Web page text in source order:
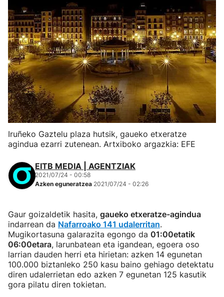
Iruñeko Gaztelu plaza hutsik, gaueko etxeratze
agindua ezarri zutenean. Artxiboko argazkia: EFE
EITB MEDIA | AGENTZIAK
2021/07/24 - 00:58
Azken eguneratzea 2021/07/24 - 02:26
Gaur goizaldetik hasita, gaueko etxeratze-agindua
indarrean da Nafarroako 141 udalerritan.
Mugikortasuna galarazita egongo da 01:00etatik
06:00etara, larunbatean eta igandean, egoera oso
larrian dauden herri eta hirietan: azken 14 egunetan
100.000 biztanleko 250 kasu baino gehiago detektatu
diren udalerrietan edo azken 7 egunetan 125 kasutik
gora pilatu diren tokietan.